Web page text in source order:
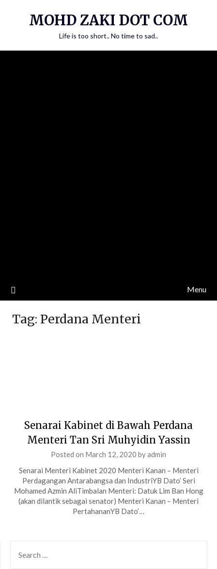
MOHD ZAKI DOT COM
Life is too short.. No time to sad..
Menu
Tag: Perdana Menteri
Senarai Kabinet di Bawah Perdana
Menteri Tan Sri Muhyidin Yassin
Posted on March 12, 2020 byadmin
Senarai Menteri Kabinet 2020 Menteri Kanan – Menteri
Perdagangan Antarabangsa dan IndustriYB Dato’ Seri
Mohamed Azmin AliTimbalan Menteri: Datuk Lim Ban Hong
(akan dilantik sebagai senator) Menteri Kanan – Menteri
PertahananYB Dato’…
FOR: